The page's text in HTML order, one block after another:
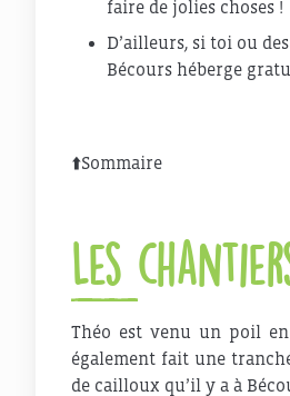
faire de jolies choses !
D’ailleurs, si toi ou
Bécours héberge
⬆️Sommaire
Les
Théo est venu un poil
également fait une
de cailloux qu’il y a à